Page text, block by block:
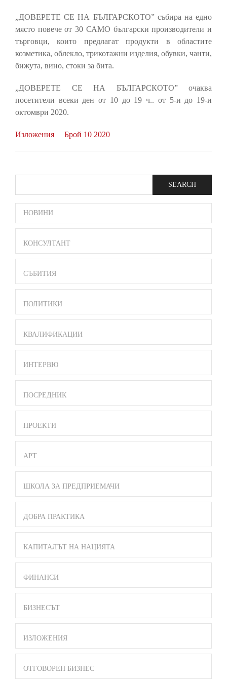
„ДОВЕРЕТЕ СЕ НА БЪЛГАРСКОТО” събира на едно
място повече от 30 САМО български производители и
търговци, които предлагат продукти в областите
козметика, облекло, трикотажни изделия, обувки, чанти,
бижута, вино, стоки за бита.
„ДОВЕРЕТЕ СЕ НА БЪЛГАРСКОТО” очаква
посетители всеки ден от 10 до 19 ч.. от 5-и до 19-и
октомври 2020.
Изложения Брой 10 2020
SIDE
BAR
MENU
НОВИНИ
КОНСУЛТАНТ
СЪБИТИЯ
ПОЛИТИКИ
КВАЛИФИКАЦИИ
ИНТЕРВЮ
ПОСРЕДНИК
ПРОЕКТИ
АРТ
ШКОЛА ЗА ПРЕДПРИЕМАЧИ
ДОБРА ПРАКТИКА
КАПИТАЛЪТ НА НАЦИЯТА
ФИНАНСИ
БИЗНЕСЪТ
ИЗЛОЖЕНИЯ
ОТГОВОРЕН БИЗНЕС